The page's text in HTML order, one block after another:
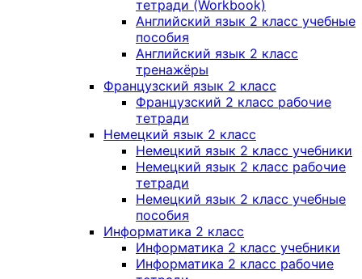
тетради (Workbook)
Английский язык 2 класс учебные
пособия
Английский язык 2 класс
тренажёры
Французский язык 2 класс
Французский 2 класс рабочие
тетради
Немецкий язык 2 класс
Немецкий язык 2 класс учебники
Немецкий язык 2 класс рабочие
тетради
Немецкий язык 2 класс учебные
пособия
Информатика 2 класс
Информатика 2 класс учебники
Информатика 2 класс рабочие